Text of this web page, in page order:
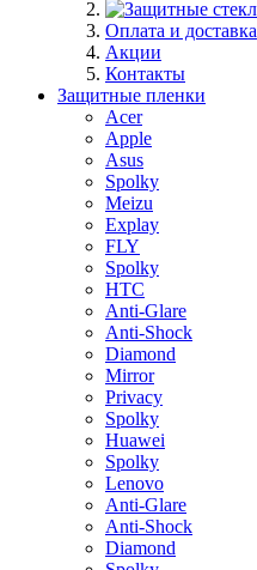
Оплата и доставка
Акции
Контакты
Защитные пленки
Acer
Apple
Asus
Spolky
Meizu
Explay
FLY
Spolky
HTC
Anti-Glare
Anti-Shock
Diamond
Mirror
Privacy
Spolky
Huawei
Spolky
Lenovo
Anti-Glare
Anti-Shock
Diamond